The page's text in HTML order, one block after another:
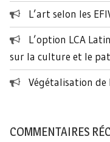
L’art selon les
L’option LCA
sur la culture et le
Végétalisation de
COMMENTAIRES